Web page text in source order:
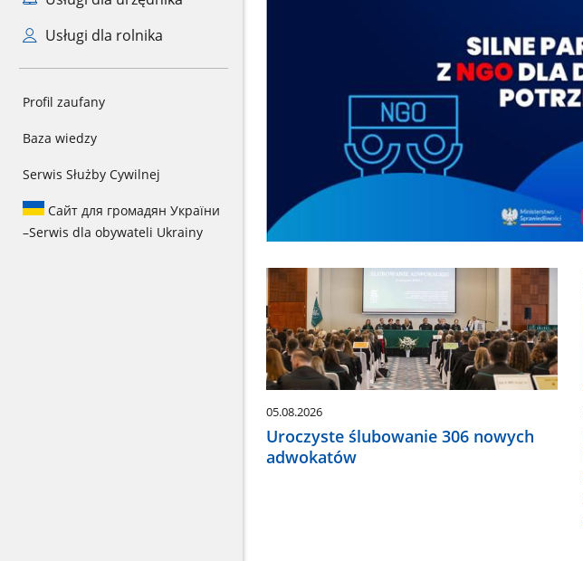
Usługi dla rolnika
Profil zaufany
Baza wiedzy
Serwis Służby Cywilnej
Сайт для громадян України
–Serwis dla obywateli Ukrainy
05.08.2026
Uroczyste ślubowanie 306 nowych
adwokatów